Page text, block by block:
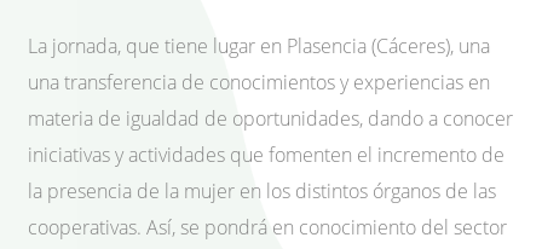
La jornada, que tiene lugar en Plasencia (Cáceres), una
una transferencia de conocimientos y experiencias en
materia de igualdad de oportunidades, dando a conocer
iniciativas y actividades que fomenten el incremento de
la presencia de la mujer en los distintos órganos de las
cooperativas. Así, se pondrá en conocimiento del sector